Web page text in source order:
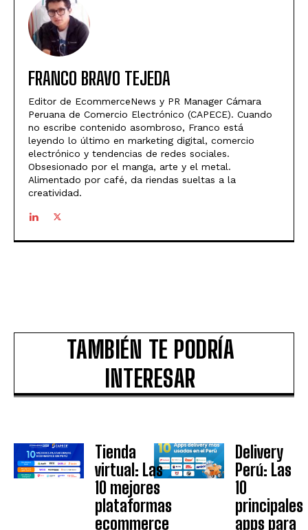
FRANCO BRAVO TEJEDA
Editor de EcommerceNews y PR Manager Cámara
Peruana de Comercio Electrónico (CAPECE). Cuando
no escribe contenido asombroso, Franco está
leyendo lo último en marketing digital, comercio
electrónico y tendencias de redes sociales.
Obsesionado por el manga, arte y el metal.
Alimentado por café, da riendas sueltas a la
creatividad.
TAMBIÉN TE PODRÍA
INTERESAR
Tienda
virtual: Las
10 mejores
plataformas
ecommerce
Delivery
Perú: Las
10
principales
apps para